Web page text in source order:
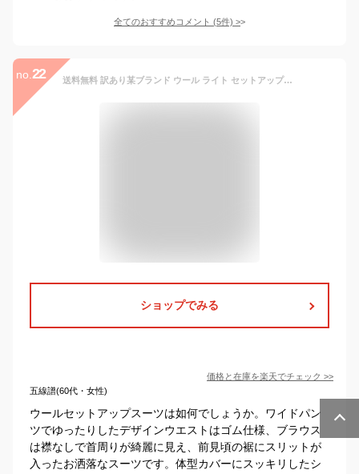
全てのおすすめコメント (5件) >
no. 22 送料無料 訳あり某ブランド ウール ライト セットアップ♪スーツ セットアップ パンツスーツ ビジネス 通勤 ノーカラー ワイドパンツ レディース 大きいサイズ 9号 11号 13号 ＜メーカー希望小売価格￥47,300＞[40291]【4800円以上送料無料】
ショップでみる
価格と在庫を楽天でチェック >>
五線譜(60代・女性)
ウールセットアップスーツは如何でしょうか。ワイドパン
ツでゆったりしたデザインウエストはゴム仕様、ブラウス
は襟なしで首周りが綺麗に見え、前見頃の裾にスリットが
入ったお洒落なスーツです。体型カバーにスッキリしたシ